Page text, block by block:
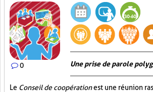
0 Une prise de parole
Le Conseil de coopérationest une réunion